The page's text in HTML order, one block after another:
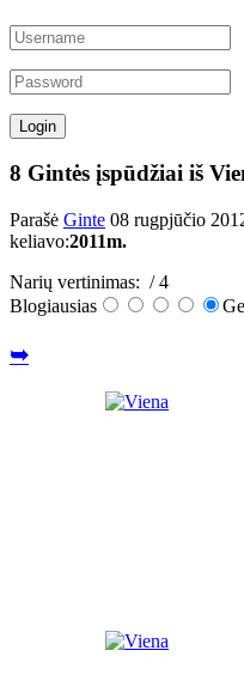
8 Gintės įspūdžiai iš
Parašė Ginte 08 rugpjūčio
keliavo:2011m.
Narių vertinimas: / 4
Blogiausias
➥